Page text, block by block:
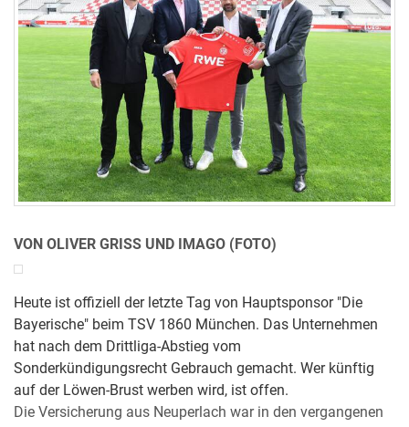
VON OLIVER GRISS UND IMAGO (FOTO)
Heute ist offiziell der letzte Tag von Hauptsponsor "Die
Bayerische" beim TSV 1860 München. Das Unternehmen
hat nach dem Drittliga-Abstieg vom
Sonderkündigungsrecht Gebrauch gemacht. Wer künftig
auf der Löwen-Brust werben wird, ist offen.
Die Versicherung aus Neuperlach war in den vergangenen